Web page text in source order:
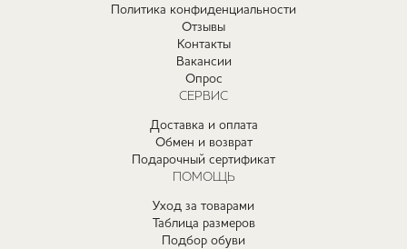
Политика конфиденциальности
Отзывы
Контакты
Вакансии
Опрос
СЕРВИС
Доставка и оплата
Обмен и возврат
Подарочный сертификат
ПОМОЩЬ
Уход за товарами
Таблица размеров
Подбор обуви